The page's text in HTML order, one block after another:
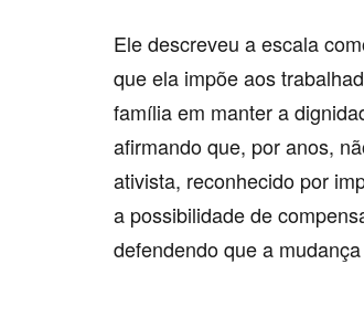
Ele descreveu a escala
que ela impõe aos
família em manter a
afirmando que, por anos,
ativista, reconhecido por
a possibilidade de
defendendo que a